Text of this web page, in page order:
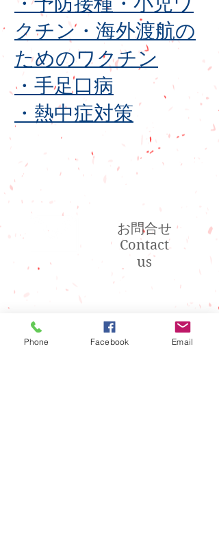
クチン・海外渡航の
ためのワクチン
・手足口病
・熱中症対策
お問合せ
Contact
us
088-802-7007
Tel
Phone Facebook Email